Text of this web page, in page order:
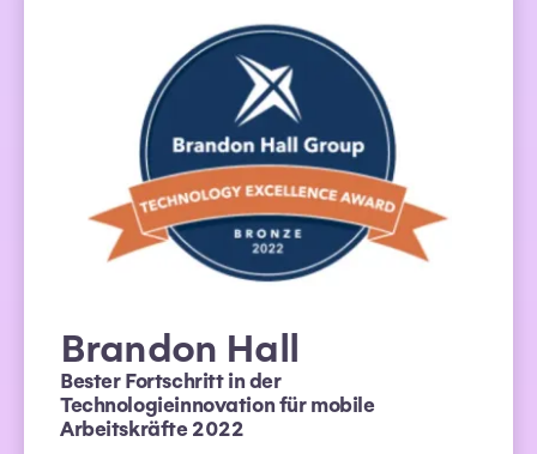
Brandon Hall
Bester Fortschritt in der
Technologieinnovation für mobile
Arbeitskräfte 2022